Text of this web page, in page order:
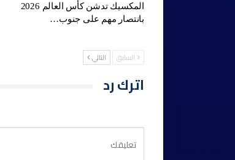
المكسيك تدشن كأس العالم 2026
بانتصار مهم على جنوب…
السابق التالي
اترك رد